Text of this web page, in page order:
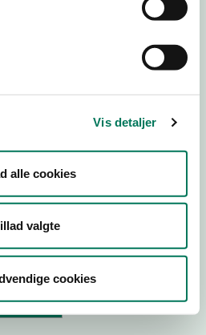
Vis detaljer
alle cookies
valgte
cookies
til dit website
på virksomhedens hjemmeside